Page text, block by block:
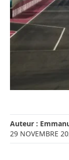
Auteur :
29 NOVEMBRE